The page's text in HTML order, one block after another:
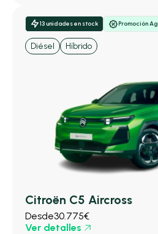
13 unidades en stock Promoción
Diésel Híbrido
Citroën C5 Aircross
Desde30.775€
Ver detalles